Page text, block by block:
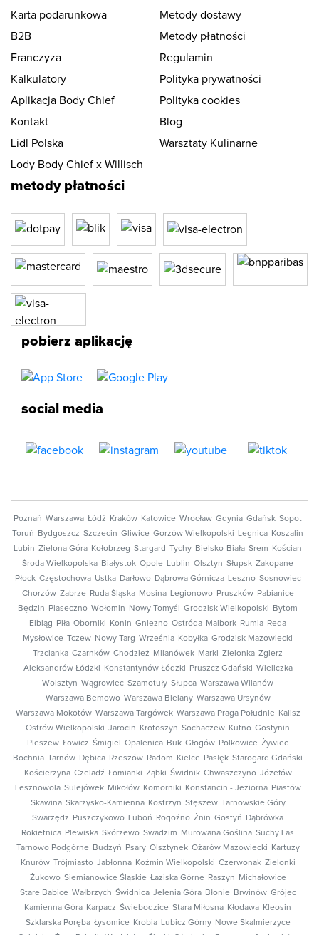
Karta podarunkowa
Metody dostawy
B2B
Metody płatności
Franczyza
Regulamin
Kalkulatory
Polityka prywatności
Aplikacja Body Chief
Polityka cookies
Kontakt
Blog
Lidl Polska
Warsztaty Kulinarne
Lody Body Chief x Willisch
metody płatności
pobierz aplikację
social media
Poznań Warszawa Łódź Kraków Katowice Wrocław Gdynia Gdańsk Sopot
Toruń
Bydgoszcz Szczecin Gliwice Gorzów Wielkopolski Legnica Koszalin
Lubin Zielona Góra Kołobrzeg Stargard Tychy Bielsko-Biała Śrem
Kościan
Środa Wielkopolska Białystok Opole Lublin Olsztyn Słupsk Zakopane
Płock Częstochowa Ustka Darłowo Dąbrowa Górnicza Leszno Sosnowiec
Chorzów Zabrze Ruda Śląska Mosina Legionowo Pruszków
Pabianice
Będzin
Piaseczno Wołomin Nowy Tomyśl Grodzisk Wielkopolski
Bytom
Elbląg
Piła Oborniki Konin Gniezno Ostróda Malbork Rumia Reda
Mysłowice Tczew Nowy Targ Września Kobyłka Grodzisk Mazowiecki
Trzcianka Czarnków Chodzież Milanówek Marki Zielonka Zgierz
Aleksandrów Łódzki
Konstantynów Łódzki Pruszcz Gdański Wieliczka
Wolsztyn Wągrowiec Szamotuły Słupca Warszawa Wilanów
Warszawa Bemowo Warszawa Bielany Warszawa Ursynów
Warszawa Mokotów Warszawa Targówek Warszawa Praga Południe
Kalisz
Ostrów Wielkopolski Jarocin Krotoszyn Sochaczew Kutno Gostynin
Pleszew Łowicz Śmigiel Opalenica Buk Głogów Polkowice Żywiec
Bochnia Tarnów Dębica Rzeszów Radom Kielce Pasłęk Starogard Gdański
Kościerzyna Czeladź Łomianki Ząbki Świdnik Chwaszczyno Józefów
Lesznowola Sulejówek Mikołów Komorniki Konstancin - Jeziorna
Piastów
Skawina Skarżysko-Kamienna Kostrzyn Stęszew Tarnowskie Góry
Swarzędz
Puszczykowo Luboń Rogoźno Żnin Gostyń
Dąbrówka
Rokietnica Plewiska Skórzewo Swadzim Murowana Goślina Suchy Las
Tarnowo Podgórne
Budzyń Psary Olsztynek Ożarów Mazowiecki
Kartuzy
Knurów Trójmiasto Jabłonna Koźmin Wielkopolski Czerwonak Zielonki
Żukowo Siemianowice Śląskie Łaziska Górne Raszyn
Michałowice
Stare Babice Wałbrzych Świdnica Jelenia Góra Błonie Brwinów Grójec
Kamienna Góra Karpacz Świebodzice Stara Miłosna Kłodawa Kleosin
Szklarska Poręba Łysomice Krobia Lubicz Górny
Nowe Skalmierzyce